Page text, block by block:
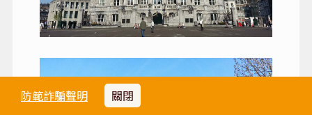
防範詐騙聲明 關閉